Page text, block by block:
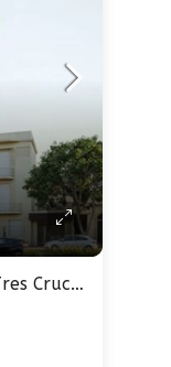
Apartamento en venta en Tres Cruces